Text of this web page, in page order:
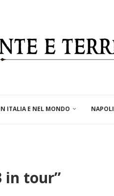
ITALIA E NEL MONDO NAPOLI
in tour”